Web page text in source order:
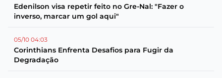
Edenilson visa repetir feito no Gre-Nal: "Fazer o
inverso, marcar um gol aqui"
05/10 04:03
Corinthians Enfrenta Desafios para Fugir da
Degradação